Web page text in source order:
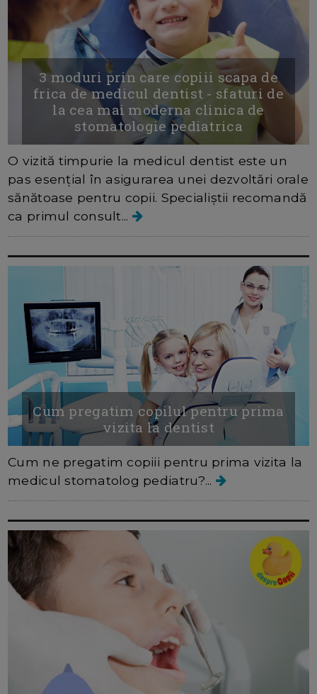
3 moduri prin care copiii scapa de
frica de medicul dentist - sfaturi de
la cea mai moderna clinica de
stomatologie pediatrica
O vizită timpurie la medicul dentist este un
pas esențial în asigurarea unei dezvoltări orale
sănătoase pentru copii. Specialiștii recomandă
ca primul consult...
Cum pregatim copilul pentru prima
vizita la dentist
Cum ne pregatim copiii pentru prima vizita la
medicul stomatolog pediatru?...